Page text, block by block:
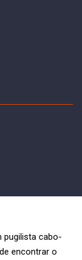
pugilista cabo-
encontrar o